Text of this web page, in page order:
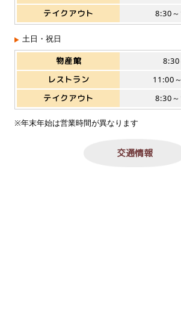
テイクアウト
8:30
土日・祝日
物産館
レストラン
11:00
テイクアウト
8:30
※年末年始は営業時間が異なります
交通情報